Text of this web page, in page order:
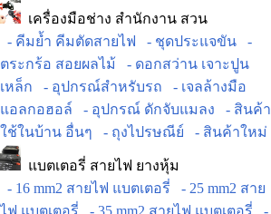
เครื่องมือช่าง สำนักงาน สวน
- คีมย้ำ คีมตัดสายไฟ
- ชุดประแจขัน
-
ตระกร้อ สอยผลไม้
- ดอกสว่าน เจาะปูน
เหล็ก
- อุปกรณ์สำหรับรถ
- เจลล้างมือ
แอลกอฮอล์
- อุปกรณ์ ดักจับแมลง
- สินค้า
ใช้ในบ้าน อื่นๆ
- ถุงไปรษณีย์ - สินค้าใหม่
แบตเตอรี่ สายไฟ ยางหุ้ม
- 16 mm2 สายไฟ แบตเตอรี่
- 25 mm2 สาย